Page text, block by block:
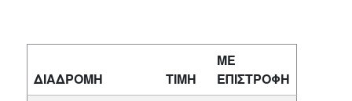
ΔΙΑΔΡΟΜΗ ΤΙΜΗ
ΜΕ
ΕΠΙΣΤΡΟΦΗ